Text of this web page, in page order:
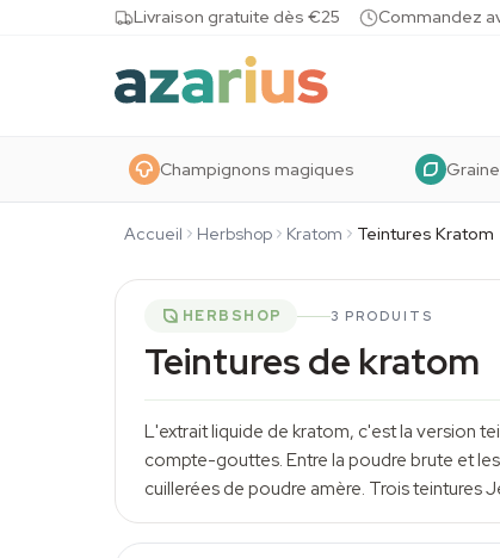
Skip to contentLivraison gratuite dès €25 Commandez
Champignons magiques
Accueil Herbshop Kratom Teintures Kratom
HERBSHOP 3 PRODUITS
Teintures de kratom
L'extrait liquide de kratom, c'est la version
compte-gouttes. Entre la poudre brute et
cuillerées de poudre amère. Trois teintures